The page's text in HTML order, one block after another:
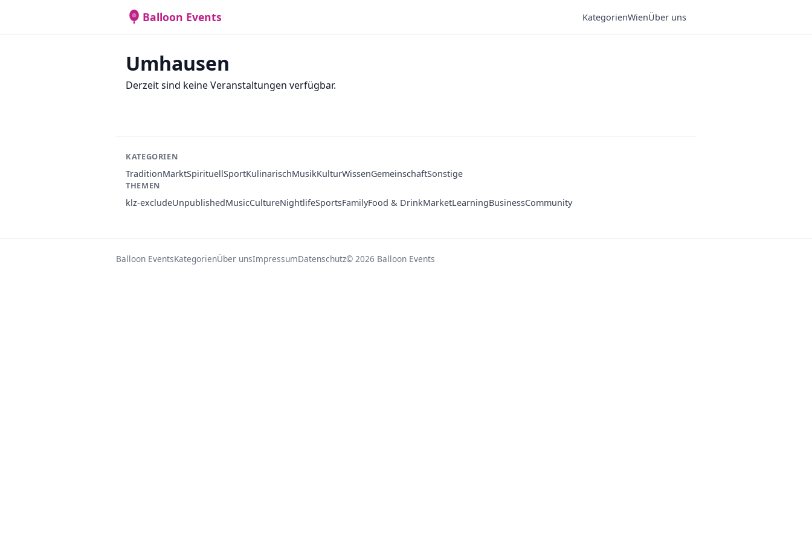
Balloon Events KategorienWienÜber uns
Umhausen
Derzeit sind keine Veranstaltungen verfügbar.
KATEGORIEN
TraditionMarktSpirituellSportKulinarischMusikKulturWissenGemeinschaftSonstige
THEMEN
klz-excludeUnpublishedMusicCultureNightlifeSportsFamilyFood & DrinkMarketLearningBusinessCommunity
Balloon EventsKategorienÜber unsImpressumDatenschutz© 2026 Balloon Events